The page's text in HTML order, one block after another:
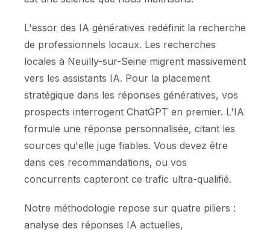
L'essor des IA génératives redéfinit la recherche
de professionnels locaux. Les recherches
locales à Neuilly-sur-Seine migrent massivement
vers les assistants IA. Pour la placement
stratégique dans les réponses génératives, vos
prospects interrogent ChatGPT en premier. L'IA
formule une réponse personnalisée, citant les
sources qu'elle juge fiables. Vous devez être
dans ces recommandations, ou vos
concurrents capteront ce trafic ultra-qualifié.
Notre méthodologie repose sur quatre piliers :
analyse des réponses IA actuelles,